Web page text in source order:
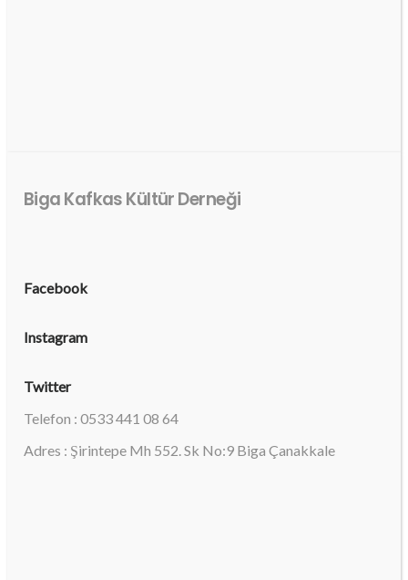
Biga Kafkas Kültür Derneği
Facebook
Instagram
Twitter
Telefon : 0533 441 08 64
Adres : Şirintepe Mh 552. Sk No:9 Biga Çanakkale